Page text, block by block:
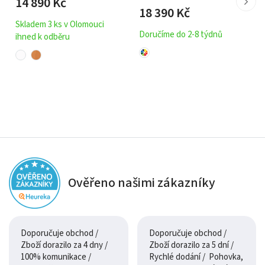
Materiál: Kov
Skladem 3 ks v Olomouci
ihned k odběru
18 390Kč
Doručíme do 2-8 týdnů
Ověřeno našimi zákazníky
Doporučuje obchod /
Zboží dorazilo za 4 dny /
100% komunikace /
Doporučuje obchod /
Zboží dorazilo za 5 dní /
Rychlé dodání / Pohovka,